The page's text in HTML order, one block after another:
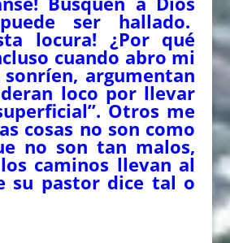
ser hallado.
locura! ¿Por qué
cuando abro mi
argumentan
loco por llevar
Otros me
cosas no son como
no son tan malos,
caminos llevan al
su pastor dice tal o